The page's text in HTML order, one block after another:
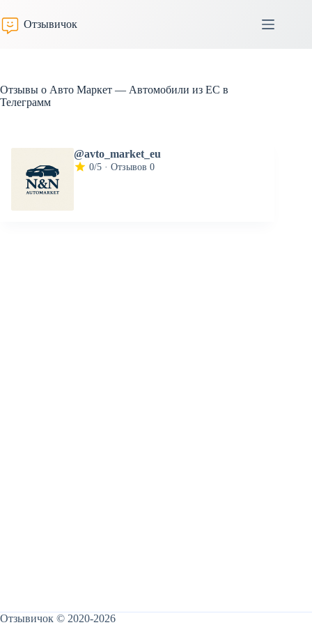
к
сути
Отзывичок
Отзывы о Авто Маркет — Автомобили из ЕС в
Телеграмм
@avto_market_eu
0/5 · Отзывов 0
Отзывичок © 2020-2026